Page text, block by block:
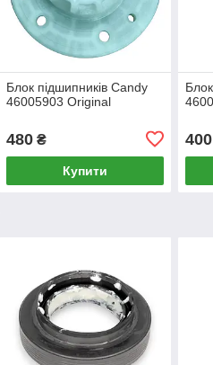
Блок підшипників Candy
46005903 Original
480₴
Купити
400